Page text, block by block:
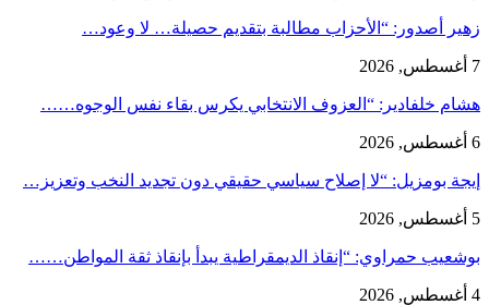
زهير أصدور: “الأحزاب مطالبة بتقديم حصيلة… لا وعود…
7 أغسطس, 2026
هشام خلفادير: “العزوف الانتخابي يكرس بقاء نفس الوجوه……
6 أغسطس, 2026
إيجة بومزيل: “لا إصلاح سياسي حقيقي دون تجديد النخب وتعزيز…
5 أغسطس, 2026
بوشعيب حمراوي: “إنقاذ الديمقراطية يبدأ بإنقاذ ثقة المواطن……
4 أغسطس, 2026